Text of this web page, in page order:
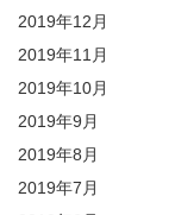
2019年12月
2019年11月
2019年10月
2019年9月
2019年8月
2019年7月